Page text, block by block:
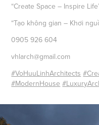
“Create Space – Inspire
“Tạo không gian – Khơi
0905 926 604
vhlarch@gmail.com
#VoHuuLinhArchitects
#ModernHouse